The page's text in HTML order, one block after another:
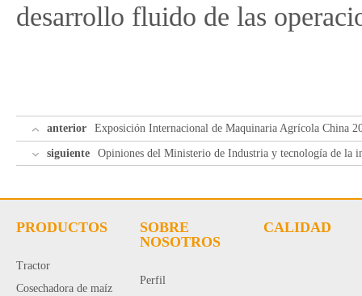
desarrollo fluido de las
 anterior Exposición Internacional de Maquinaria Agrícola China
 siguiente Opiniones del Ministerio de Industria y tecnología de la
PRODUCTOS
Tractor
Cosechadora de maíz
SOBRE
NOSOTROS
Perfil
CALIDAD